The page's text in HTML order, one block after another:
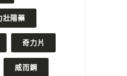
壯陽藥
奇力片
威而鋼